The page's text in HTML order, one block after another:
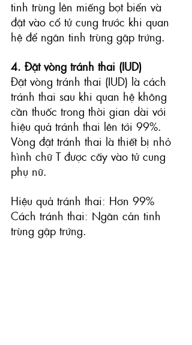
tinh trùng lên miếng bọt biển và
đặt vào cổ tử cung trước khi quan
hệ để ngăn tinh trùng gặp trứng.
4. Đặt vòng tránh thai (IUD)
Đặt vòng tránh thai (IUD) là cách
tránh thai sau khi quan hệ không
cần thuốc trong thời gian dài với
hiệu quả tránh thai lên tới 99%.
Vòng đặt tránh thai là thiết bị nhỏ
hình chữ T được cấy vào tử cung
phụ nữ.
Hiệu quả tránh thai: Hơn 99%
Cách tránh thai: Ngăn cản tinh
trùng gặp trứng.